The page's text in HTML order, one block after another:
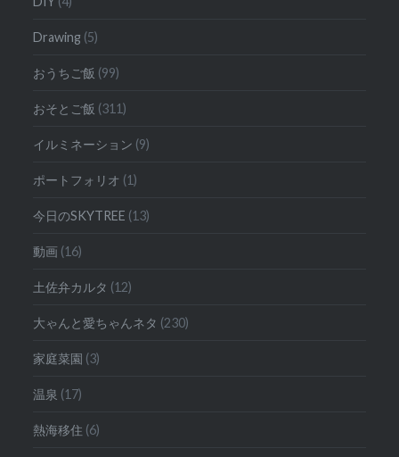
Drawing (5)
おうちご飯 (99)
おそとご飯 (311)
イルミネーション (9)
ポートフォリオ (1)
今日のSKYTREE (13)
動画 (16)
土佐弁カルタ (12)
大ゃんと愛ちゃんネタ (230)
家庭菜園 (3)
温泉 (17)
熱海移住 (6)